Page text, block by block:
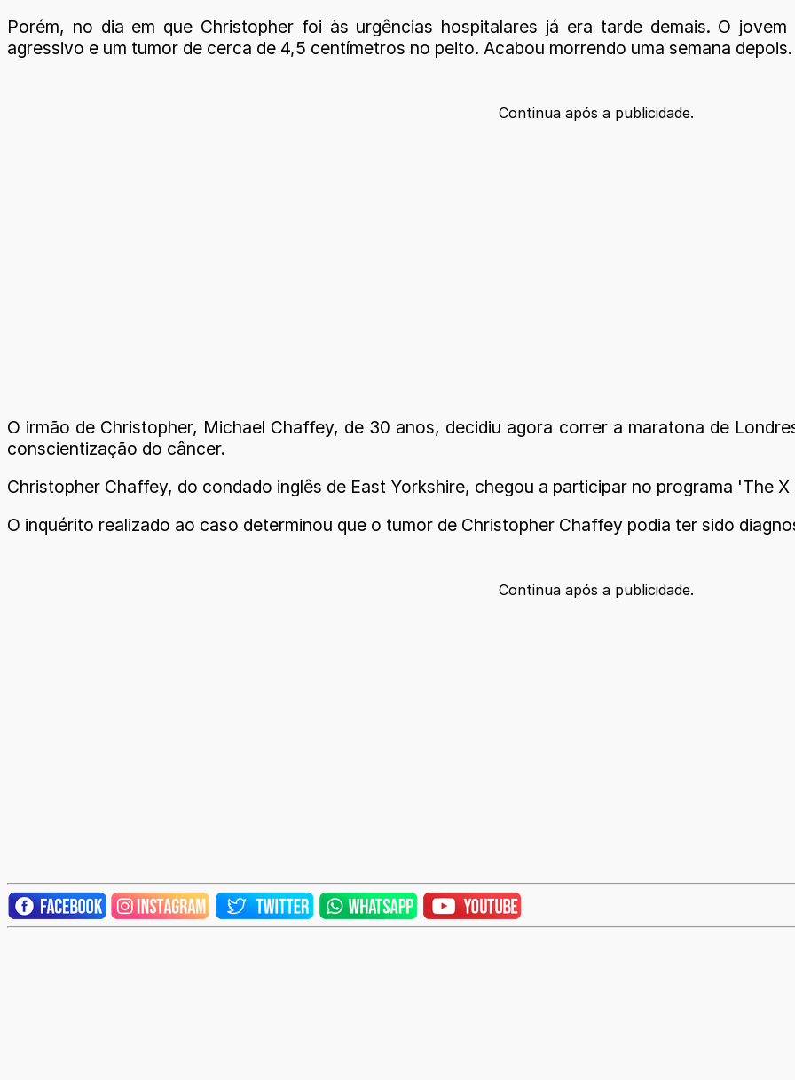
Porém, no dia em que Christopher foi às urgências hospitalares já era tarde demais. O
agressivo e um tumor de cerca de 4,5 centímetros no peito. Acabou morrendo uma semana
Continua após a publicidade.
O irmão de Christopher, Michael Chaffey, de 30 anos, decidiu agora correr a maratona de
conscientização do câncer.
Christopher Chaffey, do condado inglês de East Yorkshire, chegou a participar no programa 'The
O inquérito realizado ao caso determinou que o tumor de Christopher Chaffey podia ter sido
Continua após a publicidade.